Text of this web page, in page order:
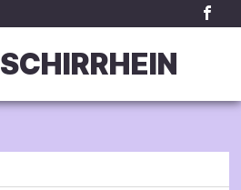
SCHIRRHEIN